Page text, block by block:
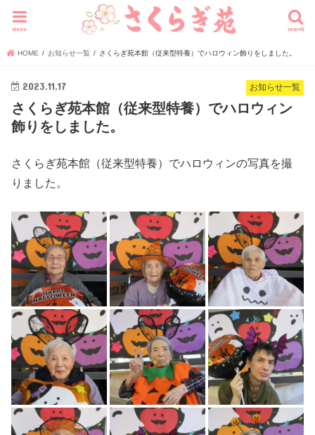
search
menu
HOME お知らせ一覧 さくらぎ苑本館（従来型特養）でハロウィン飾りをしました。
お知らせ一覧
2023.11.17
さくらぎ苑本館（従来型特養）でハロウィン
飾りをしました。
さくらぎ苑本館（従来型特養）でハロウィンの写真を撮
りました。